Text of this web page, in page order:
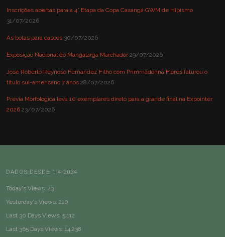
Inscrições abertas para a 4° Etapa da Copa Caxangá GWM de Hipismo
31/07/2026
As botas para cascos 30/07/2026
Exposição Nacional do Mangalarga Marchador 29/07/2026
José Roberto Reynoso Fernandez Filho com Primmadonna Flores faturou o
título sul-americano 7 anos 28/07/2026
Prévia Morfológica leva 10 exemplares direto para a grande final na Expointer
2026 23/07/2026
DADOS DESDE 1-4-2024
Today's Views: 43
Yesterday's Views: 210
Last 30 Days Views: 5.112
Last 365 Days Views: 14.238